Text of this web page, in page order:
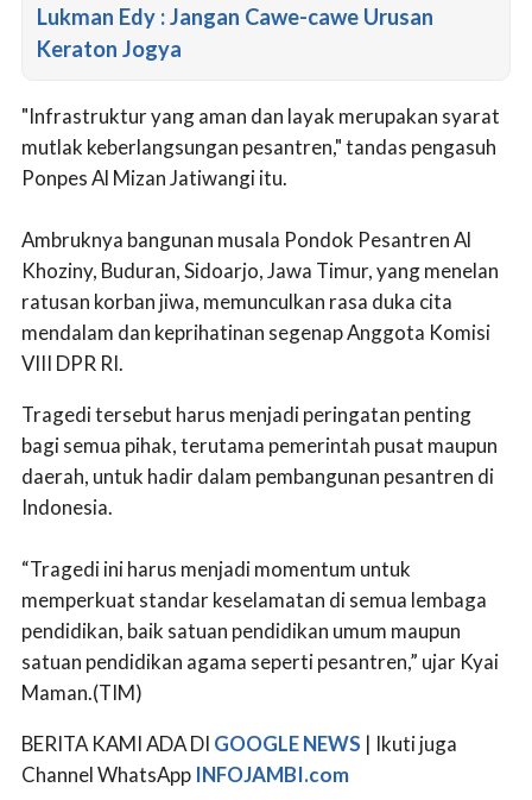
Lukman Edy : Jangan Cawe-cawe Urusan
Keraton Jogya
"Infrastruktur yang aman dan layak merupakan syarat
mutlak keberlangsungan pesantren," tandas pengasuh
Ponpes Al Mizan Jatiwangi itu.
Ambruknya bangunan musala Pondok Pesantren Al
Khoziny, Buduran, Sidoarjo, Jawa Timur, yang menelan
ratusan korban jiwa, memunculkan rasa duka cita
mendalam dan keprihatinan segenap Anggota Komisi
VIII DPR RI.
Tragedi tersebut harus menjadi peringatan penting
bagi semua pihak, terutama pemerintah pusat maupun
daerah, untuk hadir dalam pembangunan pesantren di
Indonesia.
“Tragedi ini harus menjadi momentum untuk
memperkuat standar keselamatan di semua lembaga
pendidikan, baik satuan pendidikan umum maupun
satuan pendidikan agama seperti pesantren,” ujar Kyai
Maman.(TIM)
BERITA KAMI ADA DI GOOGLE NEWS | Ikuti juga
Channel WhatsApp INFOJAMBI.com